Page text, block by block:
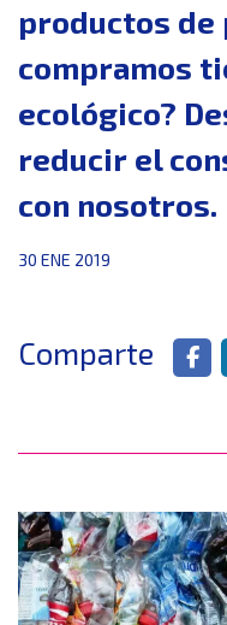
productos de
compramos
ecológico?
reducir el
con nosotros.
30 ENE 2019
Comparte